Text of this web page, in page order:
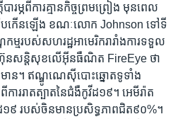
ារម្ភ​ពី​​ការ​គ្មាន​កិច្ច​ព្រម​ព្រៀង​ មុន​​ពេល​
កើន​ឡើង​ ខណៈ​លោក Johnson ​ទៅ​ទី​
ម្ម​របស់​​សហរដ្ឋ​អាមេរិក​​រារាំង​​កា​រ​ទទួល​
ហ៊ុន​សន្តិសុខ​​លើ​អ៊ីនធឺណិត FireEye ​ថា
ន។ ឥណ្ឌូណេស៊ី​​​បោះ​ឆ្នោត​ទូទាំង​
ារ​រាត​ត្បាត​នៃ​ជំងឺ​កូវីដ​១៩។ ​អេមីរ៉ាត​
ដ​១៩ ​របស់​​ចិន​មាន​ប្រសិទ្ធភាព​​ជិត​៩០%។